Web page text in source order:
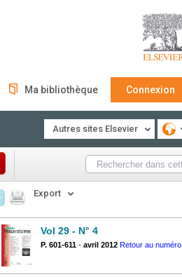
Ma bibliothèque Connexion
Autres sites Elsevier
Export
Vol 29 - N° 4
P. 601-611 - avril 2012 Retour au numéro